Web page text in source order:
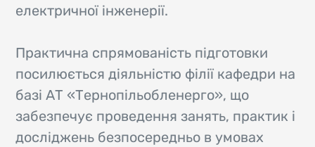
електричної інженерії.
Практична спрямованість підготовки
посилюється діяльністю філії кафедри на
базі АТ «Тернопільобленерго», що
забезпечує проведення занять, практик і
досліджень безпосередньо в умовах